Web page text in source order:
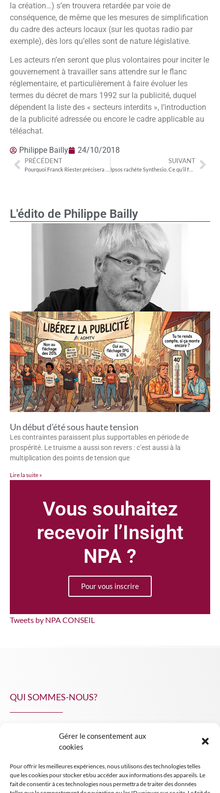
Gérer le consentement aux
cookies
Pour offrir les meilleures expériences, nous utilisons des technologies telles
que les cookies pour stocker et/ou accéder aux informations des appareils. Le
fait de consentir à ces technologies nous permettra de traiter des données
L'édito de Philippe Bailly
Un début d’été sous haute tension
Les contraintes paraissent plus supportables en période de
prospérité. Le truisme a aussi son revers : c’est aussi à la
multiplication des points de tension que
Lire la suite »
Vous souhaitez
recevoir l’Insight
NPA ?
Pour vous inscrire
Tweets by NPA CONSEIL
la création…) s’en trouvera retardée par voie de
conséquence, de même que les mesures de simplification
du cadre des acteurs locaux (sur les quotas radio par
exemple), dès lors qu’elles sont de nature législative.
Les acteurs n’en seront que plus volontaires pour inciter le
gouvernement à travailler sans attendre sur le flanc
réglementaire, et particulièrement à faire évoluer les
termes du décret de mars 1992 sur la publicité, duquel
dépendent la liste des « secteurs interdits », l’introduction
de la publicité adressée ou encore le cadre applicable au
téléachat.
Philippe Bailly 24/10/2018
PRÉCÉDENT SUIVANT
Ipsos rachète Synthesio. Ce qu’il faut en retenir pour les métiers de la data
QUI SOMMES-NOUS?
INSIGHT NPA